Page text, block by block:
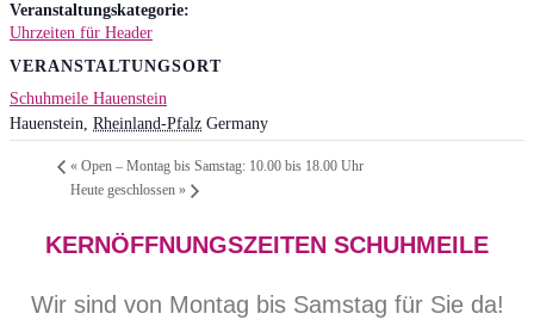
Veranstaltungskategorie:
Uhrzeiten für Header
VERANSTALTUNGSORT
Schuhmeile Hauenstein
Hauenstein, Rheinland-Pfalz Germany
« Open – Montag bis Samstag: 10.00 bis 18.00 Uhr
Heute geschlossen »
KERNÖFFNUNGSZEITEN SCHUHMEILE
Wir sind von Montag bis Samstag für Sie da!